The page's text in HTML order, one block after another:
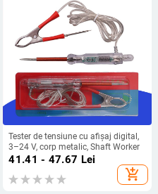
Tester de tensiune cu afișaj digital,
3–24 V, corp metalic, Shaft Worker
41.41 - 47.67 Lei
add_shopping_cart